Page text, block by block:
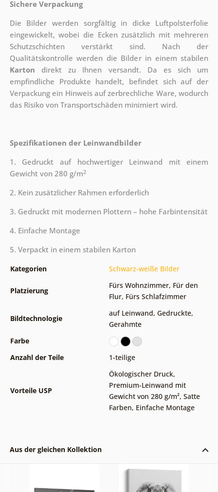
Sichere Verpackung
Die Bilder werden sorgfältig in dicke Luftpolsterfolie
eingewickelt, wobei die Ecken zusätzlich mit mehreren
Schutzschichten verstärkt sind. Nach der
Qualitätskontrolle werden die Bilder in einem stabilen
Karton direkt zu Ihnen versandt. Da es sich um
empfindliche Produkte handelt, befindet sich auf der
Verpackung ein Hinweis auf zerbrechliche Ware, wodurch
das Risiko von Transportschäden minimiert wird.
Spezifikationen der Leinwandbilder
1. Gedruckt auf hochwertiger Leinwand mit einem
Gewicht von 280 g/m2
2. Kein zusätzlicher Rahmen erforderlich
3. Gedruckt mit modernen Plottern – hohe Farbintensität
4. Einfache Montage
5. Verpackt in einem stabilen Karton
Kategorien Schwarz-weiße Bilder
Platzierung
Fürs Wohnzimmer, Für den
Flur, Fürs Schlafzimmer
Bildtechnologie
auf Leinwand, Gedruckte,
Gerahmte
Farbe
Anzahl der Teile
1-teilige
Vorteile USP
Ökologischer Druck,
Premium-Leinwand mit
Gewicht von 280 g/m², Satte
Farben, Einfache Montage
Aus der gleichen Kollektion